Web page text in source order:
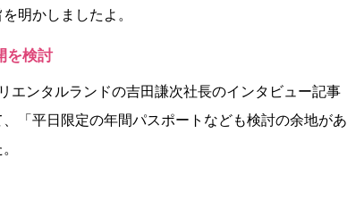
明かしましたよ。
を検討
エンタルランドの吉田謙次社長のインタビュー記事
「平日限定の年間パスポートなども検討の余地があ